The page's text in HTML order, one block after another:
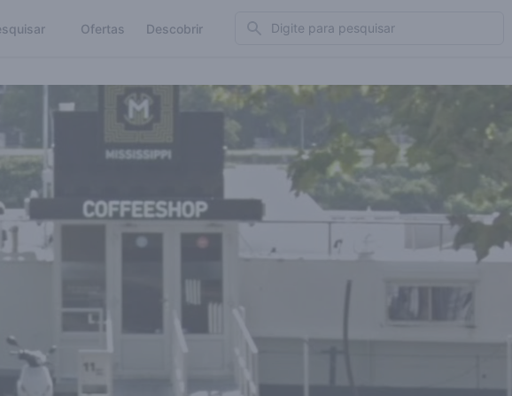
Ofertas Descobrir Search